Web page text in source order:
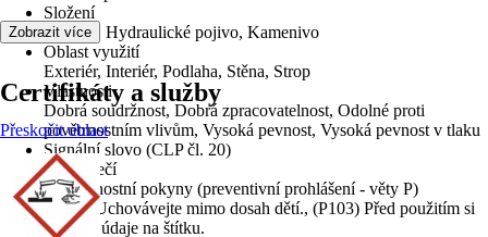
Složení
Cement, Hydraulické pojivo, Kamenivo
Oblast využití
Exteriér, Interiér, Podlaha, Stěna, Strop
Vlastnosti
Dobrá soudržnost, Dobrá zpracovatelnost, Odolné proti
povětrnostním vlivům, Vysoká pevnost, Vysoká pevnost v tlaku
Signální slovo (CLP čl. 20)
Nebezpečí
Bezpečnostní pokyny (preventivní prohlášení - věty P)
(P102) Uchovávejte mimo dosah dětí., (P103) Před použitím si
přečtěte údaje na štítku.
Zobrazit více
Certifikáty a služby
Přeskočit oblast